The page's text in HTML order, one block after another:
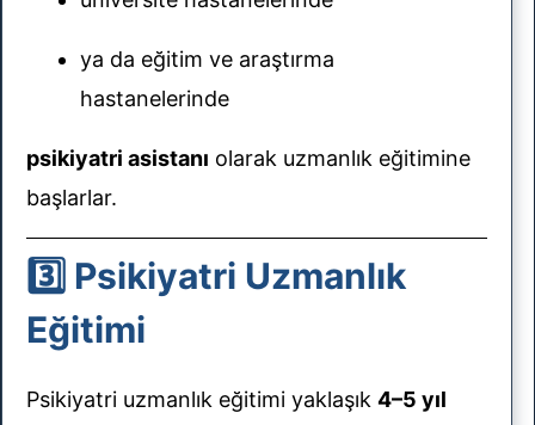
ya da eğitim ve araştırma
hastanelerinde
psikiyatri asistanı olarak uzmanlık eğitimine
başlarlar.
3️⃣ Psikiyatri Uzmanlık
Eğitimi
Psikiyatri uzmanlık eğitimi yaklaşık 4–5 yıl